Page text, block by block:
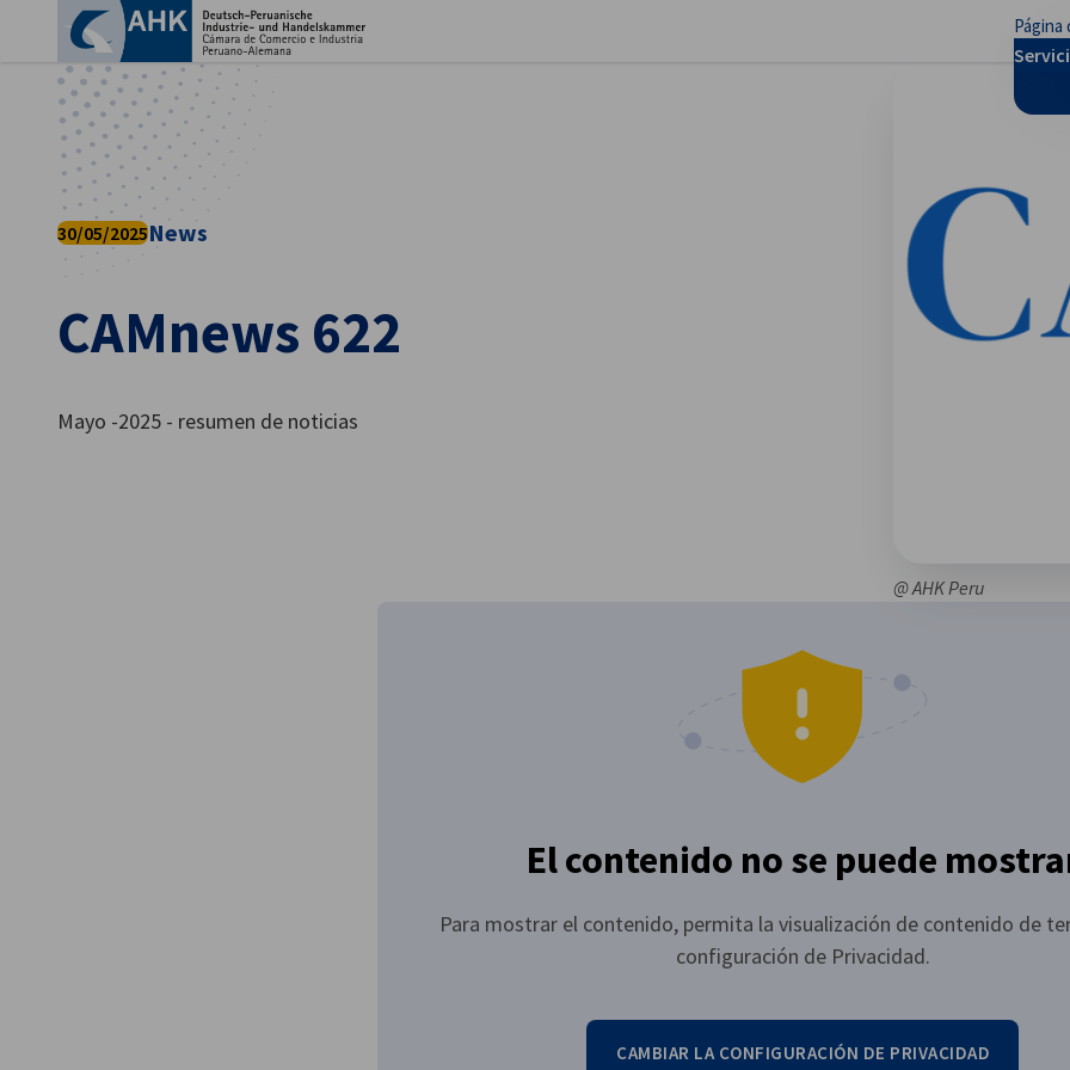
Página
CAMnews 622
30/05/2025News
Mayo -2025 - resumen de noticias
@ AHK Peru
El contenido no se puede
Para mostrar el contenido, permita la visualización de contenido de
configuración de Privacidad.
CAMBIAR LA CONFIGURACIÓN DE PRIVACIDAD